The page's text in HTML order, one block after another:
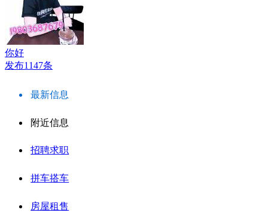
你好
发布1147条
最新信息
附近信息
招聘求职
拼车搭车
房屋租售